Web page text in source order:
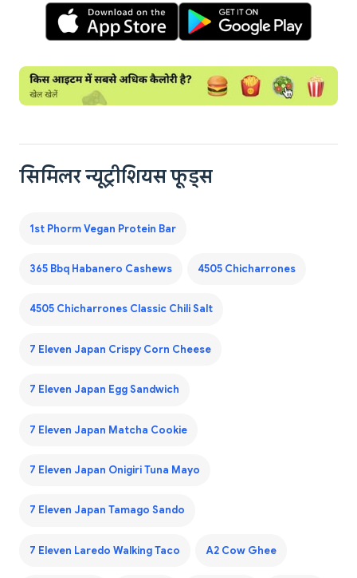
सिमिलर न्यूट्रीशियस फूड्स
1st Phorm Vegan Protein Bar
365 Bbq Habanero Cashews 4505 Chicharrones
4505 Chicharrones Classic Chili Salt
7 Eleven Japan Crispy Corn Cheese
7 Eleven Japan Egg Sandwich
7 Eleven Japan Matcha Cookie
7 Eleven Japan Onigiri Tuna Mayo
7 Eleven Japan Tamago Sando
7 Eleven Laredo Walking Taco A2 Cow Ghee